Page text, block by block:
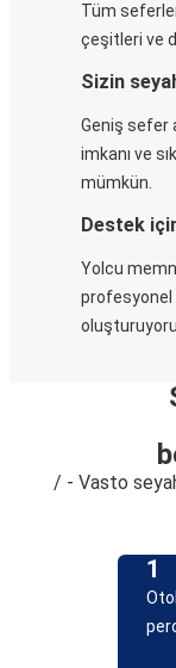
Tüm
çeşitleri ve
Sizin
Geniş sefer
imkanı ve
mümkün.
Destek
Yolcu
profesyonel
/ - Vasto
1